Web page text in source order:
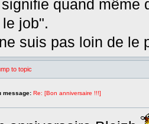
quand même
job".
suis pas loin de le
to topic
message: Re: [Bon anniversaire !!!]